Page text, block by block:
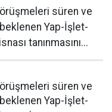
süren ve
Yap-İşlet-
tanınmasını...
süren ve
Yap-İşlet-